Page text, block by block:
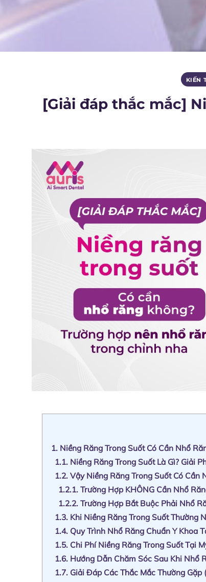
KIẾN
[Giải đáp thắc mắc]
1. Niềng Răng Trong Suốt Có Cần Nhổ
1.1. Niềng Răng Trong Suốt Là Gì? Giải
1.2. Vậy Niềng Răng Trong Suốt Có Cần
1.2.1. Trường Hợp KHÔNG Cần Nhổ
1.2.2. Trường Hợp Bắt Buộc Phải Nhổ
1.3. Khi Niềng Răng Trong Suốt Thường
1.4. Quy Trình Nhổ Răng Chuẩn Y Khoa
1.5. Chi Phí Niềng Răng Trong Suốt Tại
1.6. Hướng Dẫn Chăm Sóc Sau Khi Nhổ
1.7. Giải Đáp Các Thắc Mắc Thường Gặp